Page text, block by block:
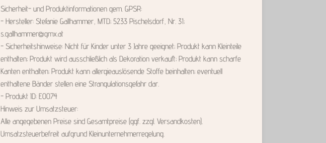
Sicherheit- und Produktinformationen gem. GPSR:
- Hersteller: Stefanie Gallhammer, MTD; 5233 Pischelsdorf, Nr. 31;
s.gallhammer@gmx.at
- Sicherheitshinweise: Nicht für Kinder unter 3 Jahre geeignet; Produkt kann Kleinteile
enthalten; Produkt wird ausschließlich als Dekoration verkauft; Produkt kann scharfe
Kanten enthalten; Produkt kann allergieauslösende Stoffe beinhalten; eventuell
enthaltene Bänder stellen eine Strangulationsgefahr dar.
- Produkt ID: E0074
Hinweis zur Umsatzsteuer:
Alle angegebenen Preise sind Gesamtpreise (ggf. zzgl. Versandkosten).
Umsatzsteuerbefreit aufgrund Kleinunternehmerregelung.